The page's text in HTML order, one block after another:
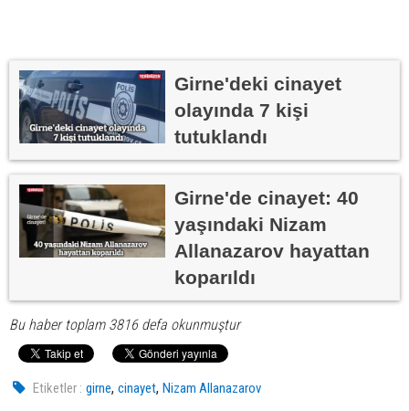
Girne'deki cinayet
olayında 7 kişi
tutuklandı
Girne'de cinayet: 40
yaşındaki Nizam
Allanazarov hayattan
koparıldı
Bu haber toplam 3816 defa okunmuştur
Etiketler : girne,cinayet,Nizam Allanazarov